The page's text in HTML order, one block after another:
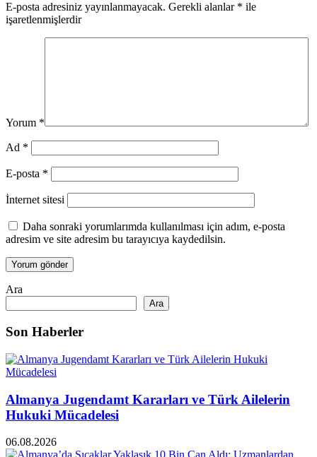
E-posta adresiniz yayınlanmayacak. Gerekli alanlar * ile
işaretlenmişlerdir
Yorum *
Ad *
E-posta *
İnternet sitesi
Daha sonraki yorumlarımda kullanılması için adım, e-posta
adresim ve site adresim bu tarayıcıya kaydedilsin.
Ara
Ara
Son Haberler
Almanya Jugendamt Kararları ve Türk Ailelerin
Hukuki Mücadelesi
06.08.2026